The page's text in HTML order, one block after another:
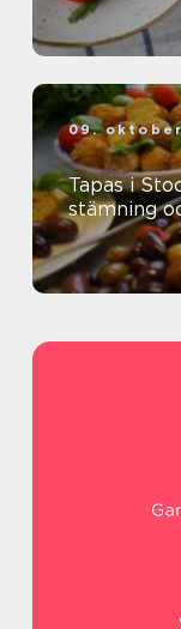
09.
Tapas i
stämning